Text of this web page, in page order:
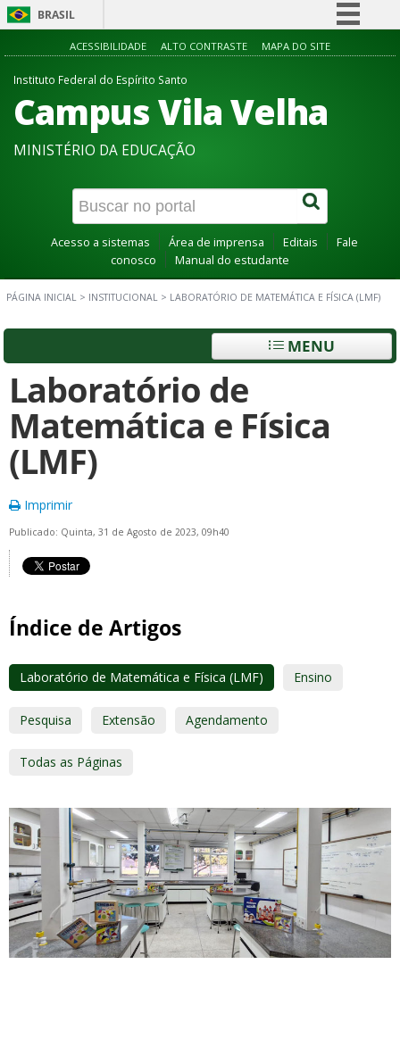
BRASIL
Simplifique!
Participe
Acesso à informação
Canais
ACESSIBILIDADE ALTO CONTRASTE MAPA DO SITE
Instituto Federal do Espírito Santo
Campus Vila Velha
MINISTÉRIO DA EDUCAÇÃO
Acesso a sistemas Área de imprensa Editais
Fale
conosco
Manual do estudante
PÁGINA INICIAL > INSTITUCIONAL > LABORATÓRIO DE MATEMÁTICA E FÍSICA (LMF)
MENU
Laboratório de
Matemática e Física
(LMF)
Imprimir
Publicado: Quinta, 31 de Agosto de 2023, 09h40
Índice de Artigos
Laboratório de Matemática e Física (LMF) Ensino
Pesquisa Extensão Agendamento
Todas as Páginas